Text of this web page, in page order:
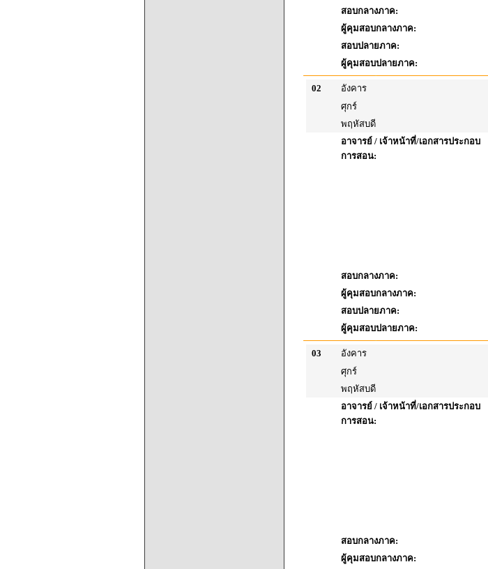
สอบกลางภาค:
ผู้คุมสอบกลางภาค:
สอบปลายภาค:
ผู้คุมสอบปลายภาค:
02 อังคาร
ศุกร์
พฤหัสบดี
อาจารย์ / เจ้าหน้าที่/เอกสารประกอบ
การสอน:
สอบกลางภาค:
ผู้คุมสอบกลางภาค:
สอบปลายภาค:
ผู้คุมสอบปลายภาค:
03 อังคาร
ศุกร์
พฤหัสบดี
อาจารย์ / เจ้าหน้าที่/เอกสารประกอบ
การสอน:
สอบกลางภาค:
ผู้คุมสอบกลางภาค: